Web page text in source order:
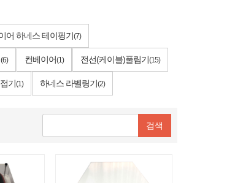
어 하네스 테이핑기(7)
(6) 컨베이어(1) 전선(케이블)풀림기(15)
기(1) 하네스 라벨링기(2)
검색